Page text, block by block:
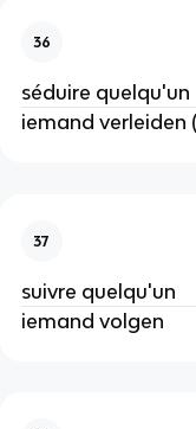
36
séduire quelqu'un
iemand verleiden
37
suivre quelqu'un
iemand volgen